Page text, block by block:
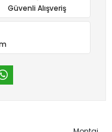
Güvenli Alışveriş